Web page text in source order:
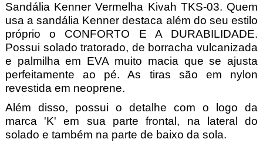
Sandália Kenner Vermelha Kivah TKS-03. Quem
usa a sandália Kenner destaca além do seu estilo
próprio o CONFORTO E A DURABILIDADE.
Possui solado tratorado, de borracha vulcanizada
e palmilha em EVA muito macia que se ajusta
perfeitamente ao pé. As tiras são em nylon
revestida em neoprene.
Além disso, possui o detalhe com o logo da
marca 'K' em sua parte frontal, na lateral do
solado e também na parte de baixo da sola.